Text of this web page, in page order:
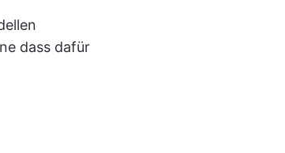
dass dafür